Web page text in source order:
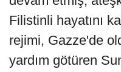
Filistinli hayatını
rejimi, Gazze'de
yardım götüren